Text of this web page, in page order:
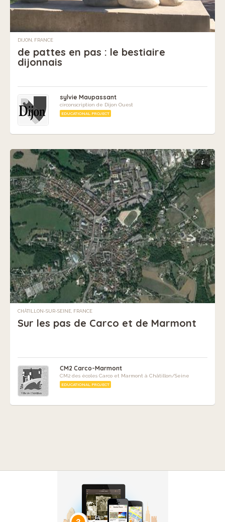
DIJON, FRANCE
de pattes en pas : le bestiaire
dijonnais
sylvie Maupassant
circonscription de Dijon Ouest
EDUCATIONAL PROJECT
i
CHÂTILLON-SUR-SEINE, FRANCE
Sur les pas de Carco et de Marmont
CM2 Carco-Marmont
CM2 des écoles Carco et Marmont à Châtillon/Seine
EDUCATIONAL PROJECT